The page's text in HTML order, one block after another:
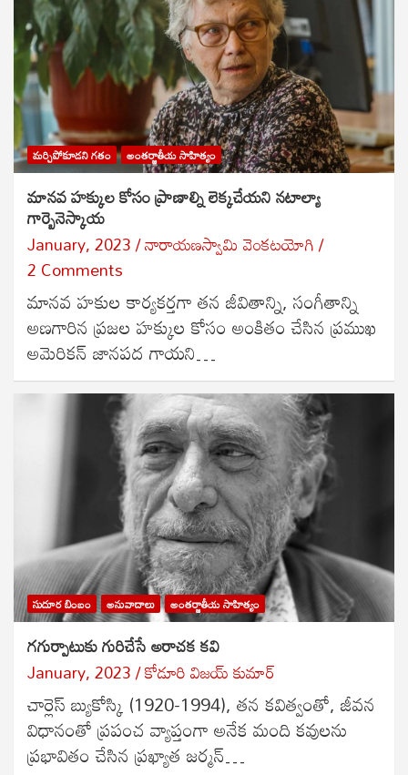
మర్చిపోకూడని గతం అంతర్జాతీయ సాహిత్యం
మానవ హక్కుల కోసం ప్రాణాల్ని లెక్కచేయని నటాల్యా
గార్బెనెస్కాయ
January, 2023 నారాయణస్వామి వెంకటయోగి
2 Comments
మానవ హకుల కార్యకర్తగా తన జీవితాన్ని, సంగీతాన్ని
అణగారిన ప్రజల హక్కుల కోసం అంకితం చేసిన ప్రముఖ
అమెరికన్ జానపద గాయని…
సుదూర బింబం అనువాదాలు అంతర్జాతీయ సాహిత్యం
గగుర్పాటుకు గురిచేసే అరాచక కవి
January, 2023 కోడూరి విజయ్ కుమార్
చార్లెస్ బ్యుకోస్కి (1920-1994), తన కవిత్వంతో, జీవన
విధానంతో ప్రపంచ వ్యాప్తంగా అనేక మంది కవులను
ప్రభావితం చేసిన ప్రఖ్యాత జర్మన్…